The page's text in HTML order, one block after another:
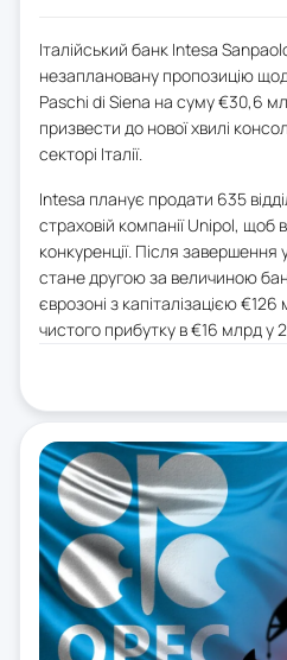
Італійський банк Intesa
незаплановану пропозицію
Paschi di Siena на суму €30,6
призвести до нової хвилі
секторі Італії.
Intesa планує продати 635
страховій компанії Unipol, щоб
конкуренції. Після
стане другою за величиною
єврозоні з капіталізацією
чистого прибутку в €16 млрд у